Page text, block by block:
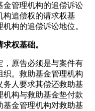
金管理机构的追偿诉讼
构追偿权的请求权基
构的追偿诉讼地位。
权基础。
，原告必须是与案件有
。救助基金管理机构
人要求其偿还救助基
构与救助基金垫付款
基金管理机构对救助基